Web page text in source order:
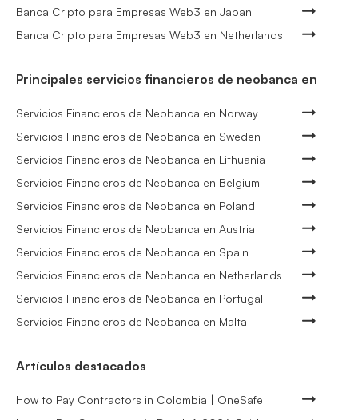
Banca Cripto para Empresas Web3 en Japan
Banca Cripto para Empresas Web3 en Netherlands
Principales servicios financieros de neobanca en
Servicios Financieros de Neobanca en Norway
Servicios Financieros de Neobanca en Sweden
Servicios Financieros de Neobanca en Lithuania
Servicios Financieros de Neobanca en Belgium
Servicios Financieros de Neobanca en Poland
Servicios Financieros de Neobanca en Austria
Servicios Financieros de Neobanca en Spain
Servicios Financieros de Neobanca en Netherlands
Servicios Financieros de Neobanca en Portugal
Servicios Financieros de Neobanca en Malta
Artículos destacados
How to Pay Contractors in Colombia | OneSafe